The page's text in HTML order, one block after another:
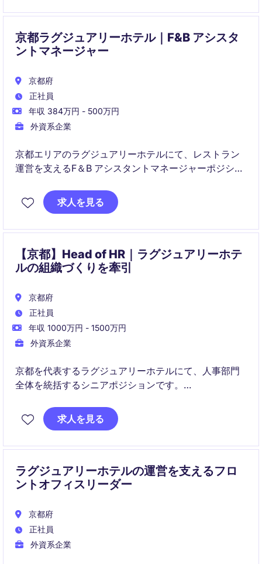
京都ラグジュアリーホテル｜F&B アシスタ
ントマネージャー
京都府
正社員
年収 384万円 - 500万円
外資系企業
京都エリアのラグジュアリーホテルにて、レストラン
運営を支えるF＆B アシスタントマネージャーポジショ
スト対応、サービス品質向上を通じて、上質なホスピ
タリティを提供いただきます。
求人を見る
【京都】Head of HR｜ラグジュアリーホテ
ルの組織づくりを牽引
京都府
正社員
年収 1000万円 - 1500万円
外資系企業
京都を代表するラグジュアリーホテルにて、人事部門
全体を統括するシニアポジションです。
経営陣のパートナーとして組織成長を推進していただ
きます。
求人を見る
ラグジュアリーホテルの運営を支えるフロ
ントオフィスリーダー
京都府
正社員
外資系企業